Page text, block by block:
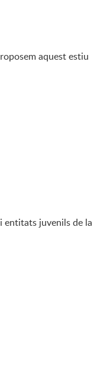
aquest estiu
entitats juvenils de la